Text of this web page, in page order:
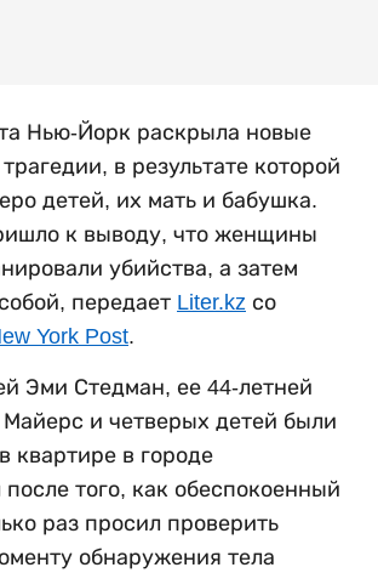
Нью-Йорк раскрыла новые
в результате которой
детей, их мать и бабушка.
к выводу, что женщины
убийства, а затем
передает Liter.kz со
York Post.
Эми Стедман, ее 44-летней
и четверых детей были
квартире в городе
того, как обеспокоенный
раз просил проверить
обнаружения тела